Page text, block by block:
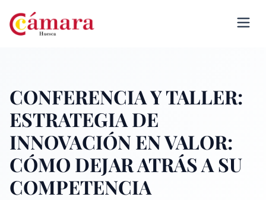
CONFERENCIA Y TALLER:
ESTRATEGIA DE
INNOVACIÓN EN VALOR:
CÓMO DEJAR ATRÁS A SU
COMPETENCIA